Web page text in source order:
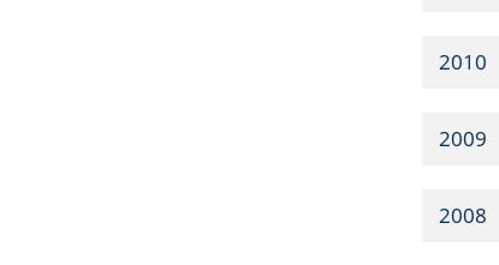
2010
2009
2008